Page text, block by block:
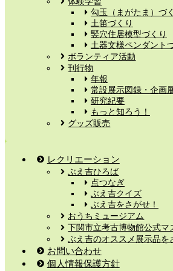
勾玉（まがたま）づ
土笛づくり
竪穴住居模型づくり
土器文様ペンダント
ボランティア活動
刊行物
年報
常設展示図録・企画
研究紀要
もっと知ろう！
グッズ販売
レクリエーション
ぶえ吉ひろば
点つなぎ
ぶえ吉クイズ
ぶえ吉をさがせ！
おうちミュージアム
下関市立考古博物館公式マ
ぶえ吉のオススメ展示品を
お問い合わせ
個人情報保護方針